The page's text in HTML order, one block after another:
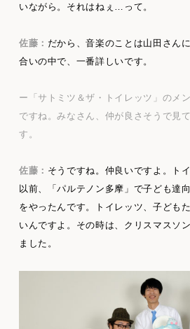
いながら。それはねぇ…って。
佐藤： だから、音楽のことは山田さん
合いの中で、一番詳しいです。
ー「サトミツ＆ザ・トイレッツ」のメ
ですね。みなさん、仲が良さそうで見
す。
佐藤： そうですね。仲良いですよ。ト
以前、「パルテノン多摩」で子ども達
をやったんです。トイレッツ、子ども
いんですよ。その時は、クリスマスソ
ました。